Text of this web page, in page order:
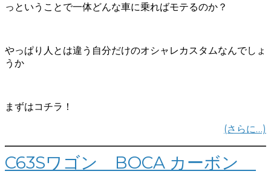
っということで一体どんな車に乗ればモテるのか？
やっぱり人とは違う自分だけのオシャレカスタムなんでしょ
うか
まずはコチラ！
(さらに…)
C63Sワゴン BOCA カーボン